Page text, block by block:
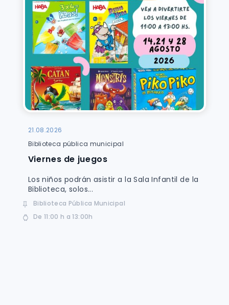
21.08.2026
Biblioteca pública municipal
Viernes de juegos
Los niños podrán asistir a la Sala Infantil de la
Biblioteca, solos...
Biblioteca Pública Municipal
De 11:00 h a 13:00h